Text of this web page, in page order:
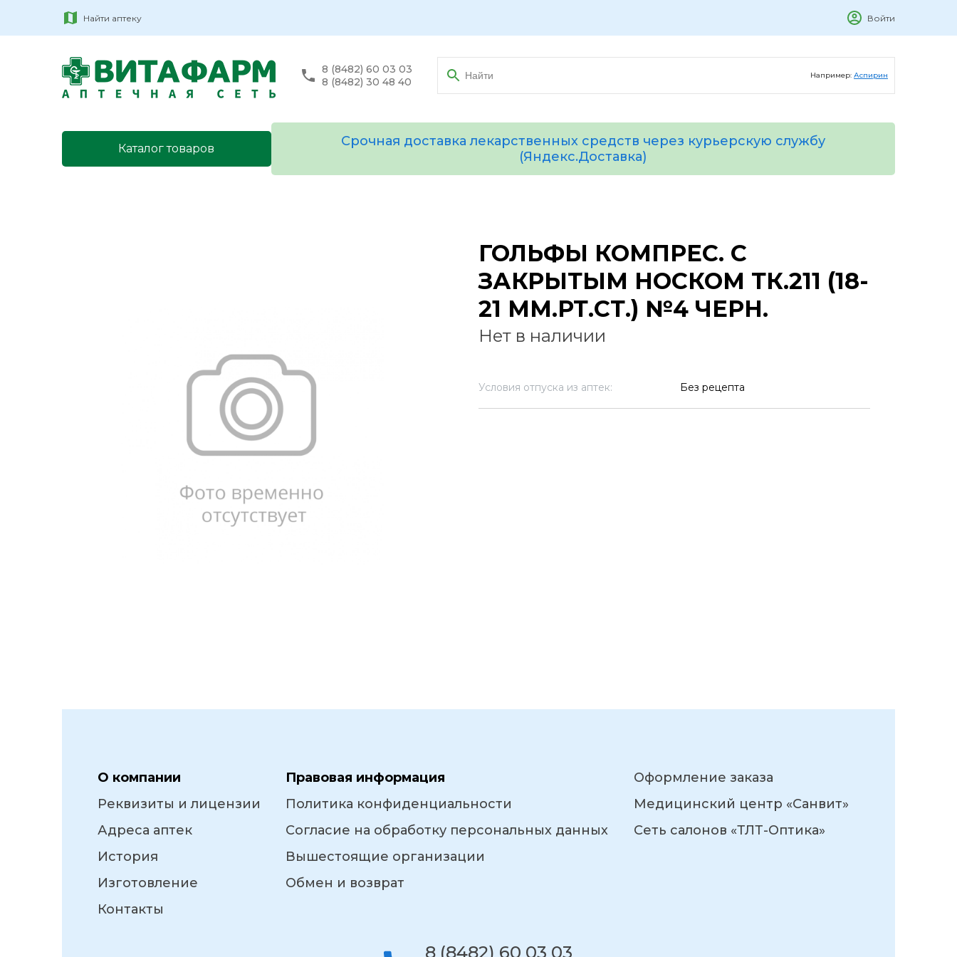
Найти аптеку Войти
8 (8482) 60 03 03
8 (8482) 30 48 40
Например: Аспирин
Каталог товаров
Срочная доставка лекарственных средств через курьерскую службу
(Яндекс.Доставка)
ГОЛЬФЫ КОМПРЕС. С
ЗАКРЫТЫМ НОСКОМ ТК.211 (18-
21 ММ.РТ.СТ.) №4 ЧЕРН.
Нет в наличии
Условия отпуска из аптек: Без рецепта
О компании
Реквизиты и лицензии
Адреса аптек
История
Изготовление
Контакты
Правовая информация
Политика конфиденциальности
Согласие на обработку персональных данных
Вышестоящие организации
Обмен и возврат
Оформление заказа
Медицинский центр «Санвит»
Сеть салонов «ТЛТ-Оптика»
8 (8482) 60 03 03